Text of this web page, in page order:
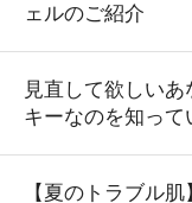
ェルのご紹介
見直して欲しい
キーなのを知って
【夏のトラブル